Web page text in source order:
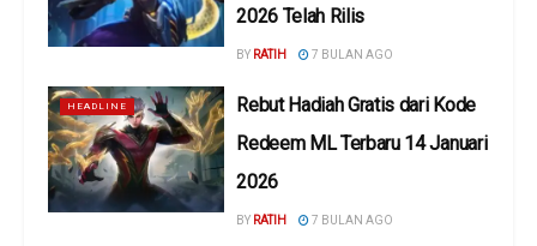
2026 Telah Rilis
BY RATIH 7 BULAN AGO
HEADLINE
Rebut Hadiah Gratis dari Kode
Redeem ML Terbaru 14 Januari
2026
BY RATIH 7 BULAN AGO